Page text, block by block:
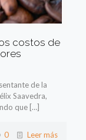
costos de
de la
Saavedra,
que […]
0 Leer más